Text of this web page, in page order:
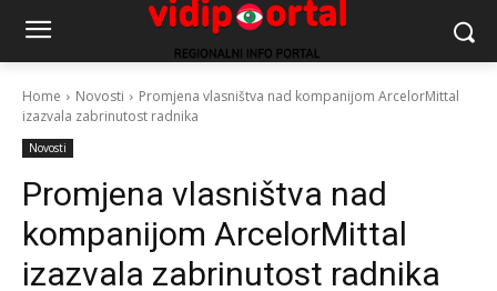
Home Novosti
Promjena vlasništva nad kompanijom ArcelorMittal
izazvala zabrinutost radnika
Novosti
Promjena vlasništva nad
kompanijom ArcelorMittal
izazvala zabrinutost radnika